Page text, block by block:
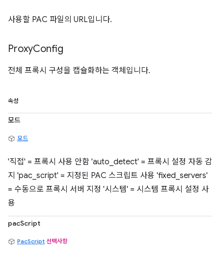
사용할 PAC 파일의 URL입니다.
ProxyConfig
전체 프록시 구성을 캡슐화하는 객체입니다.
속성
모드
모드
'직접' = 프록시 사용 안함 'auto_detect' = 프록시 설정 자동 감
지 'pac_script' = 지정된 PAC 스크립트 사용 'fixed_servers'
= 수동으로 프록시 서버 지정 '시스템' = 시스템 프록시 설정 사
용
pacScript
PacScript 선택사항